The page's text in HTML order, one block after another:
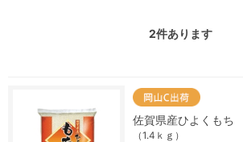
2件あります
佐賀県産ひよくもち
（1.4ｋｇ）